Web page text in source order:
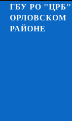
ГБУ РО
ОРЛОВСКОМ
РАЙОНЕ